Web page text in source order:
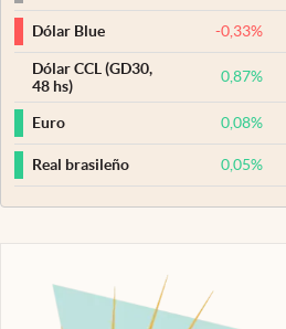
Dólar Blue -0,33%
Dólar CCL (GD30,
48 hs)
0,87%
Euro 0,08%
Real brasileño 0,05%